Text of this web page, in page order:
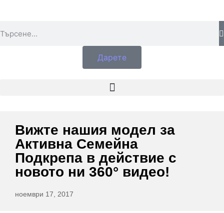
Дарете
Вижте нашия модел за
Активна Семейна
Подкрепа в действие с
новото ни 360° видео!
ноември 17, 2017